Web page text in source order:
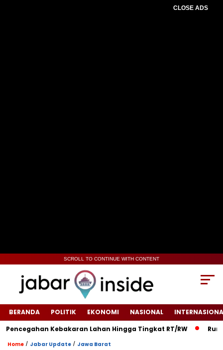
CLOSE ADS
SCROLL TO CONTINUE WITH CONTENT
BERANDA POLITIK EKONOMI NASIONAL
Kebakaran Lahan Hingga Tingkat RT/RW‎
‎Rumah
Home / Jabar Update / Jawa Barat